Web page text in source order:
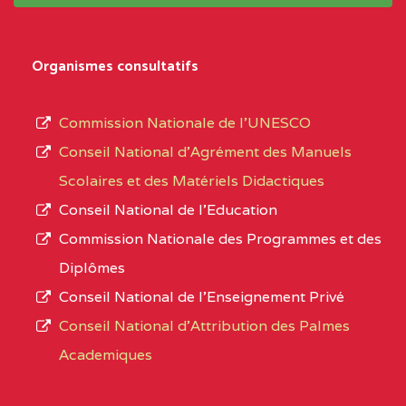
NDOMO BP :1154
CENTRE
COLLEGE PRIVE
CATHOLIQUE JOSPEH
STINTZI BP :53 OBALA
CENTRE
COLLEGE PRIVE LAIC LE
YDE
CENTRE
type
L’offre
d’éducation
de
Organismes consultatifs
Commission Nationale de l’UNESCO
Conseil National d’Agrément des Manuels
Scolaires et des Matériels Didactiques
Conseil National de l’Education
Commission Nationale des Programmes et des
Diplômes
Conseil National de l’Enseignement Privé
Conseil National d'Attribution des Palmes
Academiques